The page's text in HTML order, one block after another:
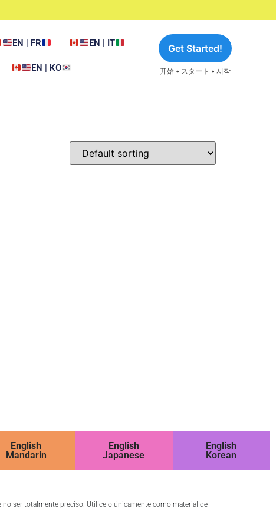
EN | FR EN | IT
EN | KO
Get Started!
开始 • スタート • 시작
English
Mandarin
English
Japanese
English
Korean
ser totalmente preciso. Utilícelo únicamente como material de